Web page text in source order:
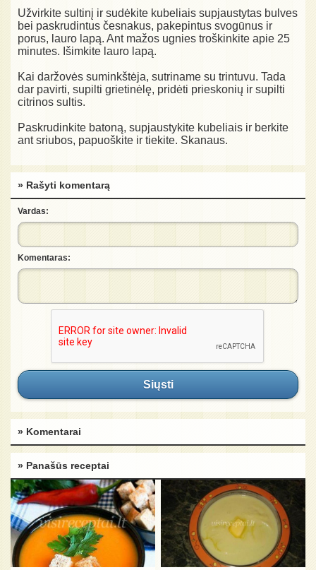
Užvirkite sultinį ir sudėkite kubeliais supjaustytas bulves
bei paskrudintus česnakus, pakepintus svogūnus ir
porus, lauro lapą. Ant mažos ugnies troškinkite apie 25
minutes. Išimkite lauro lapą.
Kai daržovės suminkštėja, sutriname su trintuvu. Tada
dar pavirti, supilti grietinėlę, pridėti prieskonių ir supilti
citrinos sultis.
Paskrudinkite batoną, supjaustykite kubeliais ir berkite
ant sriubos, papuoškite ir tiekite. Skanaus.
» Rašyti komentarą
Vardas:
Komentaras:
Siųsti
» Komentarai
» Panašūs receptai